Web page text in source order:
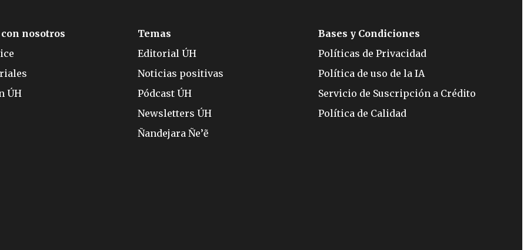
nosotros
ÚH
Temas
Editorial ÚH
Noticias positivas
Pódcast ÚH
Newsletters ÚH
Ñandejara Ñe’ẽ
Bases y Condiciones
Políticas de Privacidad
Política de uso de la IA
Servicio de Suscripción a Crédito
Política de Calidad